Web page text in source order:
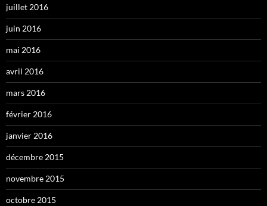
juillet 2016
juin 2016
mai 2016
avril 2016
mars 2016
février 2016
janvier 2016
décembre 2015
novembre 2015
octobre 2015